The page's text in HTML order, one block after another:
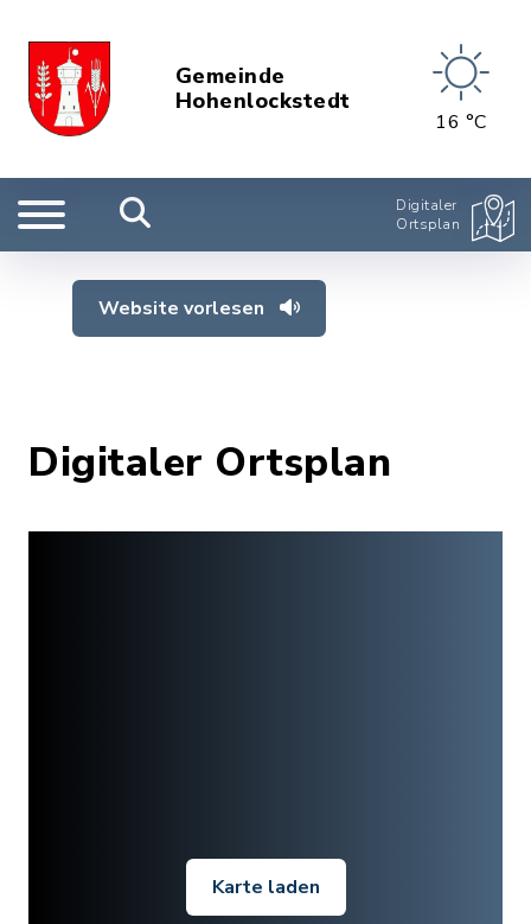
Gemeinde
Hohenlockstedt
16 °C
Digitaler
Ortsplan
Website vorlesen
Digitaler Ortsplan
Karte laden